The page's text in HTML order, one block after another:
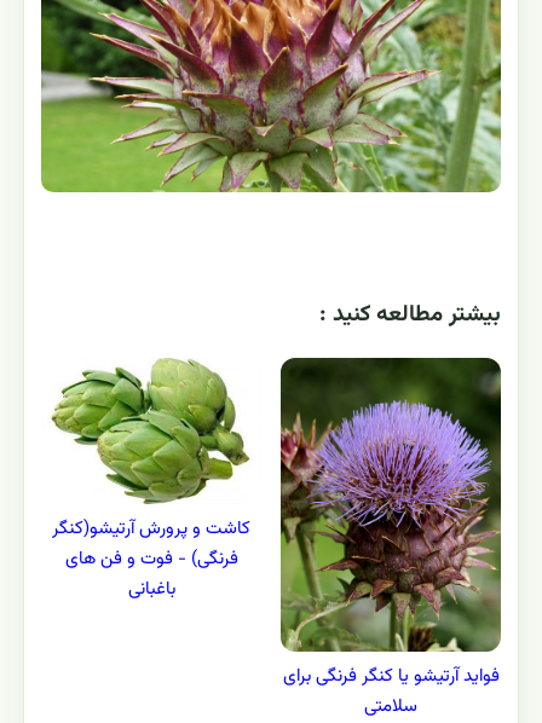
بيشتر مطالعه کنيد :
فواید آرتیشو یا کنگر فرنگی برای
سلامتی
کاشت و پرورش آرتیشو(کنگر
فرنگی) - فوت و فن های
باغبانی